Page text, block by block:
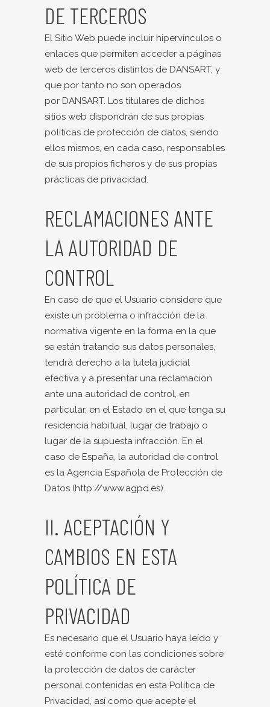
DE TERCEROS
El Sitio Web puede incluir hipervínculos o
enlaces que permiten acceder a páginas
web de terceros distintos de DANSART, y
que por tanto no son operados
por DANSART. Los titulares de dichos
sitios web dispondrán de sus propias
políticas de protección de datos, siendo
ellos mismos, en cada caso, responsables
de sus propios ficheros y de sus propias
prácticas de privacidad.
RECLAMACIONES ANTE
LA AUTORIDAD DE
CONTROL
En caso de que el Usuario considere que
existe un problema o infracción de la
normativa vigente en la forma en la que
se están tratando sus datos personales,
tendrá derecho a la tutela judicial
efectiva y a presentar una reclamación
ante una autoridad de control, en
particular, en el Estado en el que tenga su
residencia habitual, lugar de trabajo o
lugar de la supuesta infracción. En el
caso de España, la autoridad de control
es la Agencia Española de Protección de
Datos (http://www.agpd.es).
II. ACEPTACIÓN Y
CAMBIOS EN ESTA
POLÍTICA DE
PRIVACIDAD
Es necesario que el Usuario haya leído y
esté conforme con las condiciones sobre
la protección de datos de carácter
personal contenidas en esta Política de
Privacidad, así como que acepte el